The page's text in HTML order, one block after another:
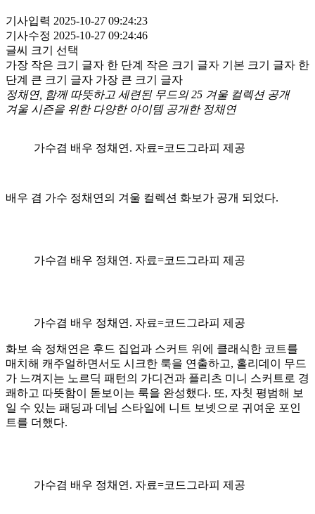
기사입력 2025-10-27 09:24:23
기사수정 2025-10-27 09:24:46
글씨 크기 선택
가장 작은 크기 글자 한 단계 작은 크기 글자 기본 크기 글자 한
단계 큰 크기 글자 가장 큰 크기 글자
정채연, 함께 따뜻하고 세련된 무드의 25 겨울 컬렉션 공개
겨울 시즌을 위한 다양한 아이템 공개한 정채연
가수겸 배우 정채연. 자료=코드그라피 제공
배우 겸 가수 정채연의 겨울 컬렉션 화보가 공개 되었다.
가수겸 배우 정채연. 자료=코드그라피 제공
가수겸 배우 정채연. 자료=코드그라피 제공
화보 속 정채연은 후드 집업과 스커트 위에 클래식한 코트를
매치해 캐주얼하면서도 시크한 룩을 연출하고, 홀리데이 무드
가 느껴지는 노르딕 패턴의 가디건과 플리츠 미니 스커트로 경
쾌하고 따뜻함이 돋보이는 룩을 완성했다. 또, 자칫 평범해 보
일 수 있는 패딩과 데님 스타일에 니트 보넷으로 귀여운 포인
트를 더했다.
가수겸 배우 정채연. 자료=코드그라피 제공